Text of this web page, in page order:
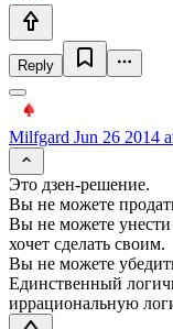
Reply
Milfgard Jun 26 2014
Это дзен-решение.
Вы не можете
Вы не можете унести
хочет сделать своим.
Вы не можете
Единственный
иррациональную